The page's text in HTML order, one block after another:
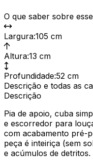
O que saber sobre
Largura:105 cm
Altura:13 cm
Profundidade:52 cm
Descrição e todas as
Descrição
Pia de apoio, cuba
e escorredor para
com acabamento pré-
peça é inteiriça (sem
e acúmulos de detritos.